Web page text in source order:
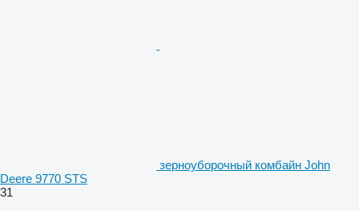
зерноуборочный комбайн John
Deere 9770 STS
31